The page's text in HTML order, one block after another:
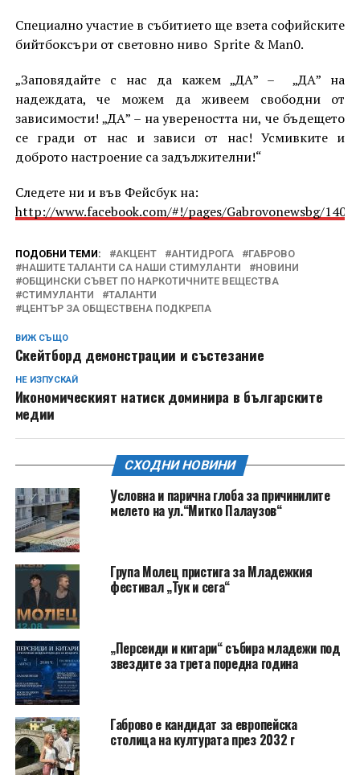
Специално участие в събитието ще взета софийските
бийтбоксъри от световно ниво Sprite & Man0.
„Заповядайте с нас да кажем „ДА” – „ДА” на
надеждата, че можем да живеем свободни от
зависимости! „ДА” – на увереността ни, че бъдещето
се гради от нас и зависи от нас! Усмивките и
доброто настроение са задължителни!“
Следете ни и във Фейсбук на:
http://www.facebook.com/#!/pages/Gabrovonewsbg/
ПОДОБНИ ТЕМИ: АКЦЕНТ АНТИДРОГА
ГАБРОВО
НАШИТЕ ТАЛАНТИ СА НАШИ СТИМУЛАНТИ
НОВИНИ
ОБЩИНСКИ СЪВЕТ ПО НАРКОТИЧНИТЕ ВЕЩЕСТВА
СТИМУЛАНТИ
ТАЛАНТИ
ЦЕНТЪР ЗА ОБЩЕСТВЕНА ПОДКРЕПА
ВИЖ СЪЩО
Скейтборд демонстрации и състезание
НЕ ИЗПУСКАЙ
Икономическият натиск доминира в българските
медии
СХОДНИ НОВИНИ
Условна и парична глоба за причинилите
мелето на ул.“Митко Палаузов“
Група Молец пристига за Младежкия
фестивал „Тук и сега“
„Персеиди и китари“ събира младежи под
звездите за трета поредна година
Габрово е кандидат за европейска
столица на културата през 2032 г